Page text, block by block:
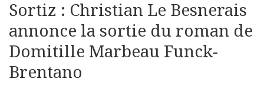
Sortiz : Christian Le Besnerais
annonce la sortie du roman de
Domitille Marbeau Funck-
Brentano